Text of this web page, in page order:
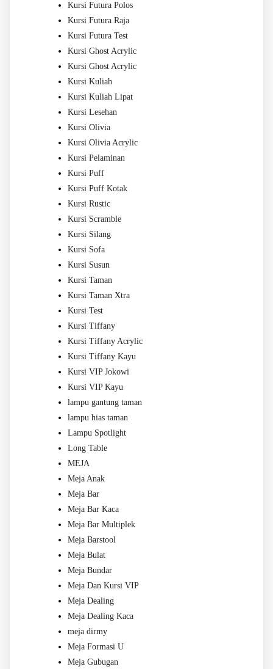
Kursi Futura Polos
Kursi Futura Raja
Kursi Futura Test
Kursi Ghost Acrylic
Kursi Ghost Acrylic
Kursi Kuliah
Kursi Kuliah Lipat
Kursi Lesehan
Kursi Olivia
Kursi Olivia Acrylic
Kursi Pelaminan
Kursi Puff
Kursi Puff Kotak
Kursi Rustic
Kursi Scramble
Kursi Silang
Kursi Sofa
Kursi Susun
Kursi Taman
Kursi Taman Xtra
Kursi Test
Kursi Tiffany
Kursi Tiffany Acrylic
Kursi Tiffany Kayu
Kursi VIP Jokowi
Kursi VIP Kayu
lampu gantung taman
lampu hias taman
Lampu Spotlight
Long Table
MEJA
Meja Anak
Meja Bar
Meja Bar Kaca
Meja Bar Multiplek
Meja Barstool
Meja Bulat
Meja Bundar
Meja Dan Kursi VIP
Meja Dealing
Meja Dealing Kaca
meja dirmy
Meja Formasi U
Meja Gubugan